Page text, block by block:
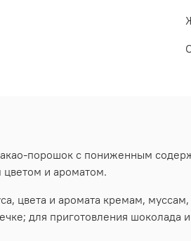
порошок с пониженным
и ароматом.
цвета и аромата кремам,
для приготовления шоколада